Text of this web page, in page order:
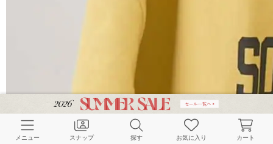
メニュー スナップ 探す お気に入り カート